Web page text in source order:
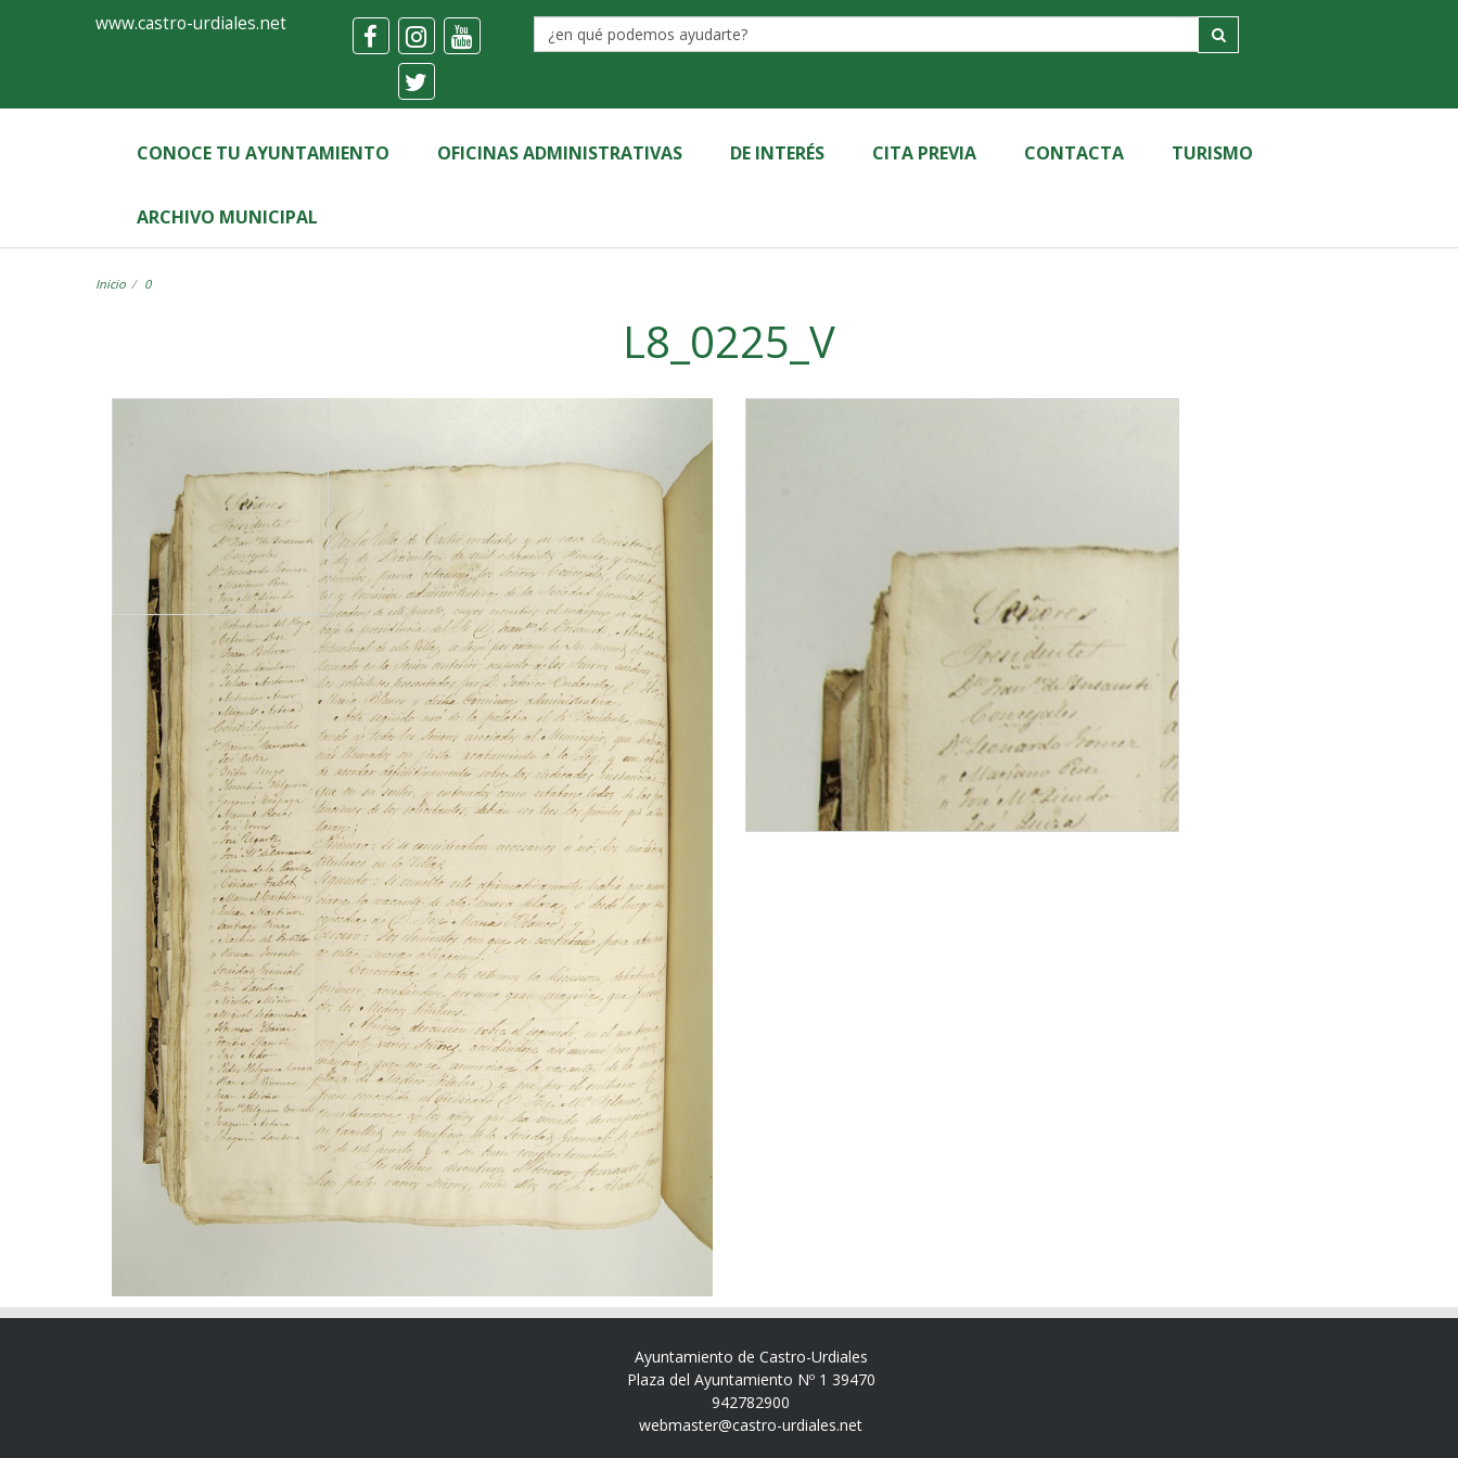
Ayuntamiento
Castro-
Urdiales
www.castro-urdiales.net
CONOCE TU AYUNTAMIENTO OFICINAS ADMINISTRATIVAS DE INTERÉS CITA PREVIA CONTACTA TURISMO
ARCHIVO MUNICIPAL
Inicio 0
L8_0225_V
Ayuntamiento de Castro-Urdiales
Plaza del Ayuntamiento Nº 1 39470
942782900
webmaster@castro-urdiales.net